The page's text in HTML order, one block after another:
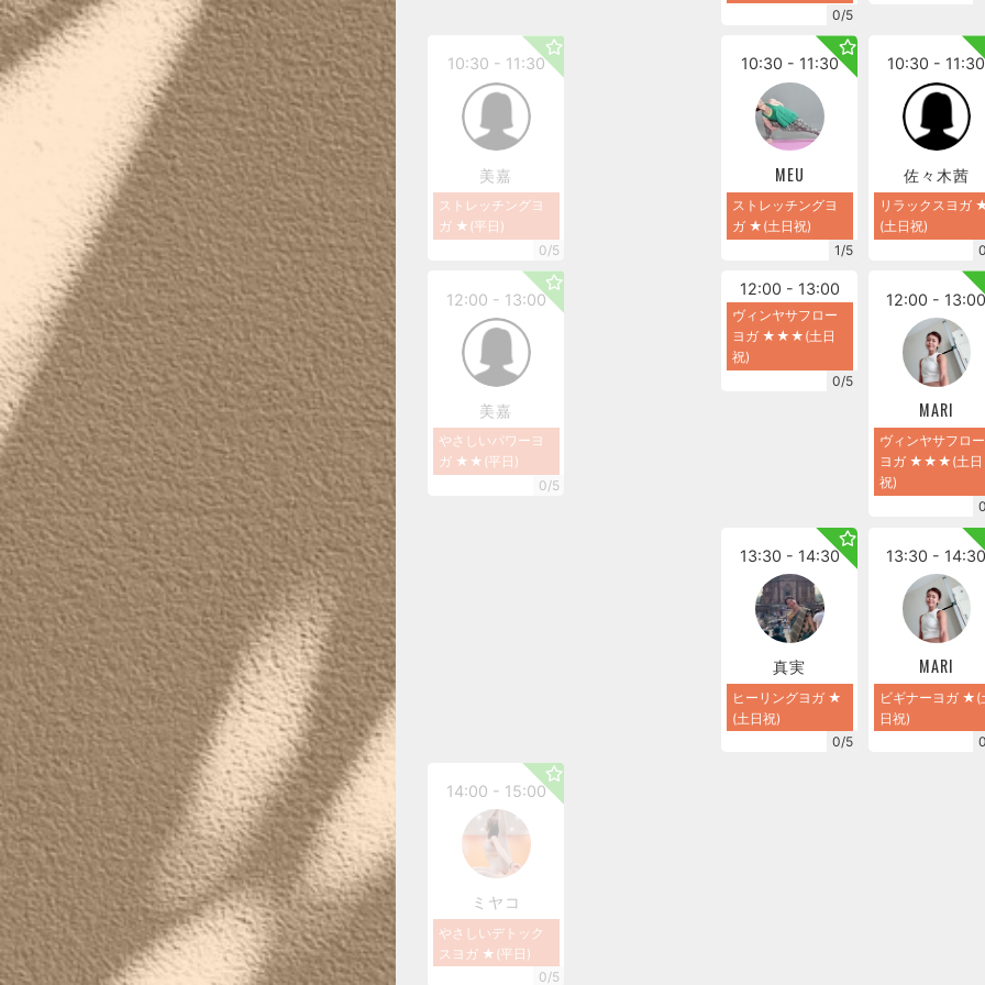
0/5
10:30 - 11:30
美嘉
ストレッチングヨ
ガ ★(平日)
0/5
10:30 - 11:30
MEU
ストレッチングヨ
ガ ★(土日祝)
1/5
10:30 - 11:30
佐々木茜
リラックスヨガ
(土日祝)
12:00 - 13:00
美嘉
やさしいパワーヨ
ガ ★★(平日)
0/5
12:00 - 13:00
ヴィンヤサフロー
ヨガ ★★★(土日
祝)
0/5
12:00 -
MARI
ヴィンヤサフロー
ヨガ ★★★(土日
祝)
13:30 - 14:30
真実
ヒーリングヨガ ★
(土日祝)
0/5
13:30 -
MARI
ビギナーヨガ ★(
日祝)
14:00 - 15:00
ミヤコ
やさしいデトック
スヨガ ★(平日)
0/5